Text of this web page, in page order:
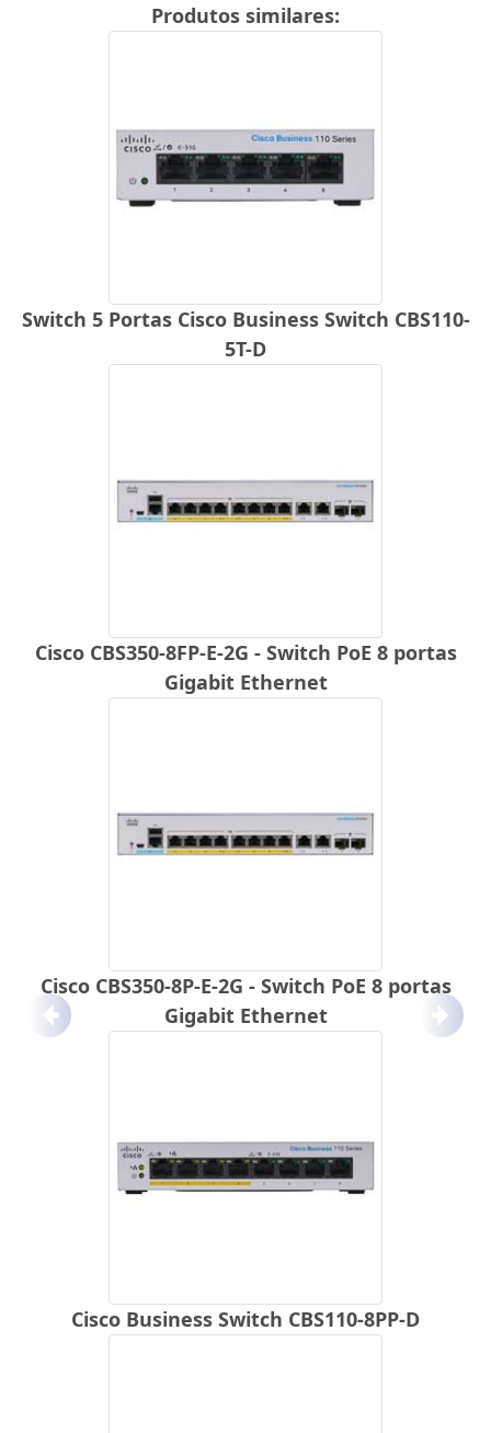
Produtos similares:
Switch 5 Portas Cisco Business Switch CBS110-
5T-D
Cisco CBS350-8FP-E-2G - Switch PoE 8 portas
Gigabit Ethernet
Cisco CBS350-8P-E-2G - Switch PoE 8 portas
Gigabit Ethernet
Cisco Business Switch CBS110-8PP-D
Anterior